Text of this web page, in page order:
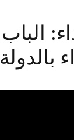
الباب
بالدولة